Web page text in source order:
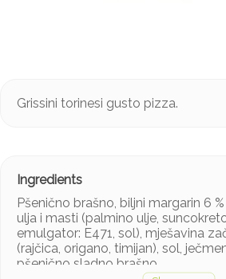
Grissini torinesi gusto pizza.
Pšenično brašno, biljni margarin 6
ulja i masti (palmino ulje,
emulgator: E471, sol), mješavina
(rajčica, origano, timijan), sol,
pšenično sladno brašno.